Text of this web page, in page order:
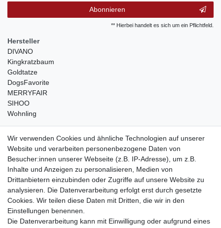
Abonnieren
** Hierbei handelt es sich um ein Pflichtfeld.
Hersteller
DIVANO
Kingkratzbaum
Goldtatze
DogsFavorite
MERRYFAIR
SIHOO
Wohnling
weitere Shops
traumlampen- Lampen und Kronleuchter
kinderwagencenter- Exklusive und günstige Kinderwagen
gastrogeraete24- alles für Gastronomie und Imbiss
soziale Medien
Facebook
sicher einkaufen
Wir verwenden Cookies und ähnliche Technologien auf unserer
Website und verarbeiten personenbezogene Daten von
Besucher:innen unserer Webseite (z.B. IP-Adresse), um z.B.
Inhalte und Anzeigen zu personalisieren, Medien von
Drittanbietern einzubinden oder Zugriffe auf unsere Website zu
analysieren. Die Datenverarbeitung erfolgt erst durch gesetzte
Cookies. Wir teilen diese Daten mit Dritten, die wir in den
Einstellungen benennen.
Die Datenverarbeitung kann mit Einwilligung oder aufgrund eines